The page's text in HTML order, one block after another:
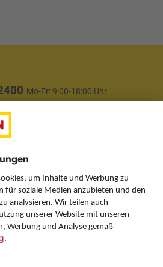
Mo-Fr: 9:00-18:00 Uhr
auf